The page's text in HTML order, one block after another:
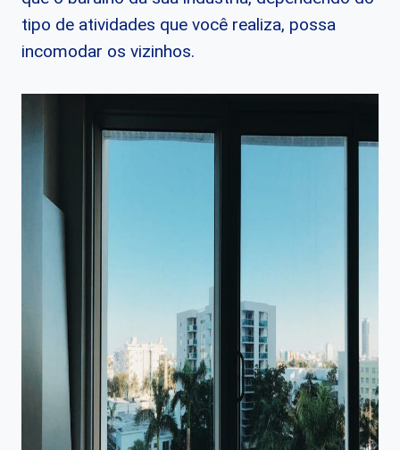
tipo de atividades que você realiza, possa
incomodar os vizinhos.